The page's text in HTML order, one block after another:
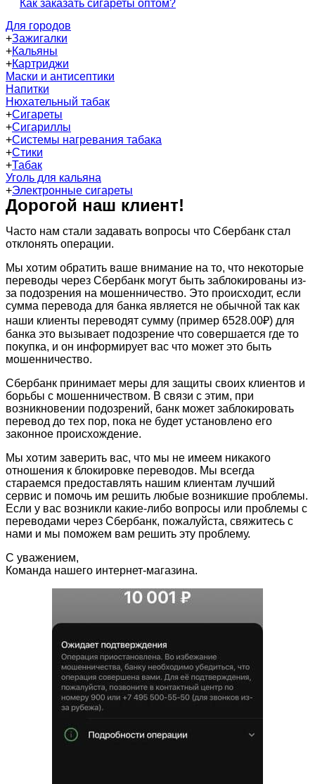
Как заказать сигареты оптом?
Для городов
+Зажигалки
+Кальяны
+Картриджи
Маски и антисептики
Напитки
Нюхательный табак
+Сигареты
+Сигариллы
+Системы нагревания табака
+Стики
+Табак
Уголь для кальяна
+Электронные сигареты
Дорогой наш клиент!
Часто нам стали задавать вопросы что Сбербанк стал
отклонять операции.
Мы хотим обратить ваше внимание на то, что некоторые
переводы через Сбербанк могут быть заблокированы из-
за подозрения на мошенничество. Это происходит, если
сумма перевода для банка является не обычной так как
наши клиенты переводят сумму (пример 6528.00₽) для
банка это вызывает подозрение что совершается где то
покупка, и он информирует вас что может это быть
мошенничество.
Сбербанк принимает меры для защиты своих клиентов и
борьбы с мошенничеством. В связи с этим, при
возникновении подозрений, банк может заблокировать
перевод до тех пор, пока не будет установлено его
законное происхождение.
Мы хотим заверить вас, что мы не имеем никакого
отношения к блокировке переводов. Мы всегда
стараемся предоставлять нашим клиентам лучший
сервис и помочь им решить любые возникшие проблемы.
Если у вас возникли какие-либо вопросы или проблемы с
переводами через Сбербанк, пожалуйста, свяжитесь с
нами и мы поможем вам решить эту проблему.
С уважением,
Команда нашего интернет-магазина.